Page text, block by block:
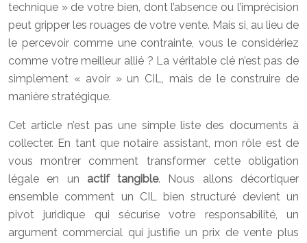
technique » de votre bien, dont l’absence ou l’imprécision
peut gripper les rouages de votre vente. Mais si, au lieu de
le percevoir comme une contrainte, vous le considériez
comme votre meilleur allié ? La véritable clé n’est pas de
simplement « avoir » un CIL, mais de le construire de
manière stratégique.
Cet article n’est pas une simple liste des documents à
collecter. En tant que notaire assistant, mon rôle est de
vous montrer comment transformer cette obligation
légale en un actif tangible. Nous allons décortiquer
ensemble comment un CIL bien structuré devient un
pivot juridique qui sécurise votre responsabilité, un
argument commercial qui justifie un prix de vente plus